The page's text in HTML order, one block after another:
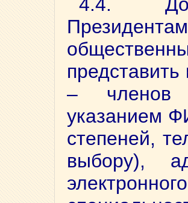
– членов
указанием
степеней,
выбору),